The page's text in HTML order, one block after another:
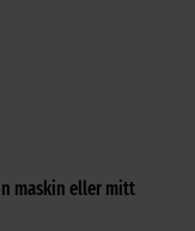
maskin eller mitt